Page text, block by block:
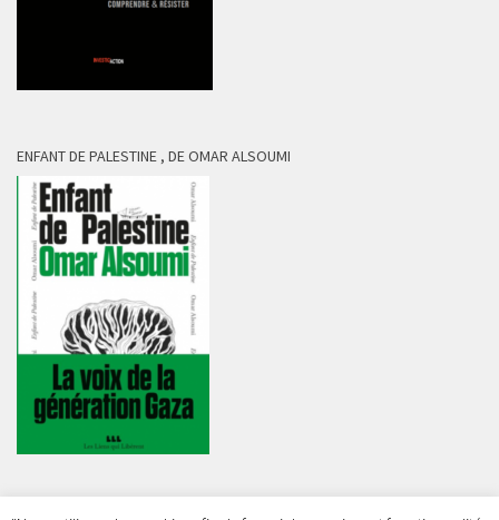
ENFANT DE PALESTINE , DE OMAR ALSOUMI